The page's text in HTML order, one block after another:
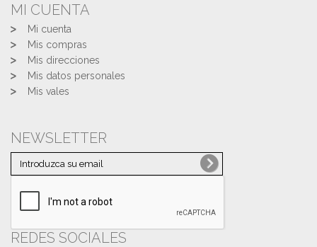
MI CUENTA
Mi cuenta
Mis compras
Mis direcciones
Mis datos personales
Mis vales
NEWSLETTER
REDES SOCIALES